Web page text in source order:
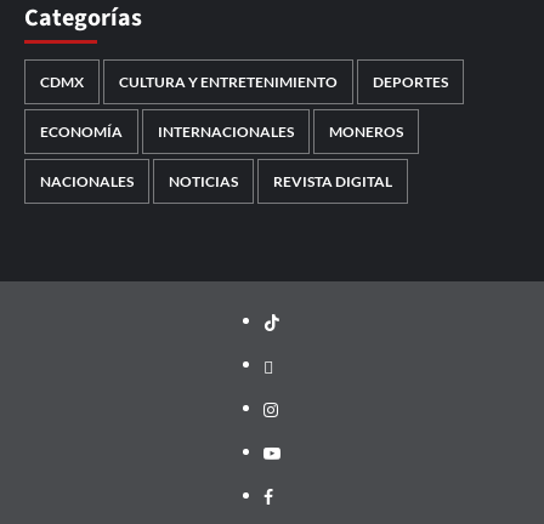
Categorías
CDMX CULTURA Y ENTRETENIMIENTO DEPORTES
ECONOMÍA INTERNACIONALES MONEROS
NACIONALES NOTICIAS REVISTA DIGITAL
TikTok
threads
Instagram
Youtube
Facebook